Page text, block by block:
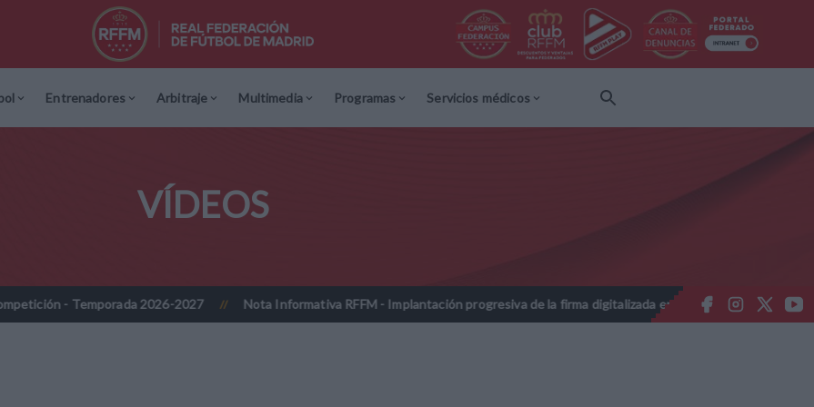
Entrenadores Arbitraje Multimedia Programas Servicios médicos
VÍDEOS
2026-2027 // Nota Informativa RFFM - Implantación progresiva de la firma digitalizada en las licencias federativas -